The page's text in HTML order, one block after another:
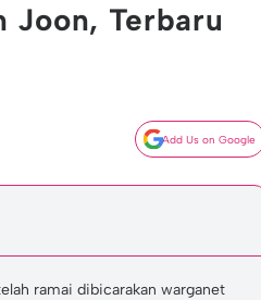
Joon, Terbaru
Add Us on Google
ramai dibicarakan warganet